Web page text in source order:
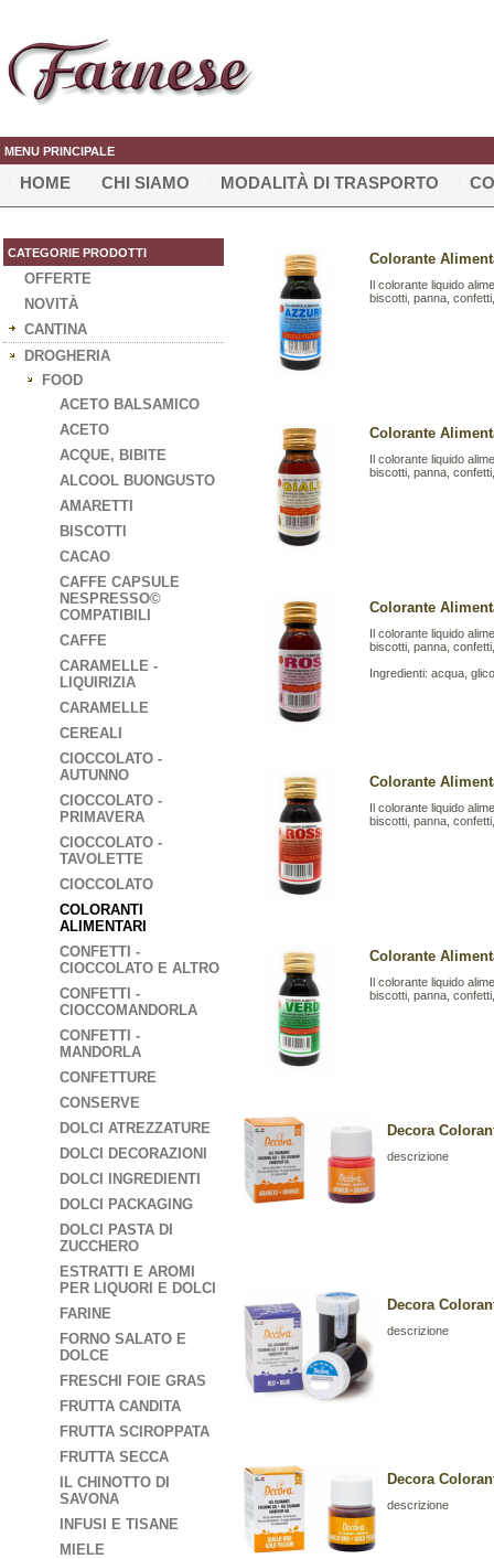
MENU PRINCIPALE
HOME CHI SIAMO MODALITÀ DI TRASPORTO
CATEGORIE PRODOTTI
OFFERTE
NOVITÀ
CANTINA
DROGHERIA
FOOD
ACETO BALSAMICO
ACETO
ACQUE, BIBITE
ALCOOL BUONGUSTO
AMARETTI
BISCOTTI
CACAO
CAFFE CAPSULE
NESPRESSO©
COMPATIBILI
CAFFE
CARAMELLE -
LIQUIRIZIA
CARAMELLE
CEREALI
CIOCCOLATO -
AUTUNNO
CIOCCOLATO -
PRIMAVERA
CIOCCOLATO -
TAVOLETTE
CIOCCOLATO
COLORANTI
ALIMENTARI
CONFETTI -
CIOCCOLATO E ALTRO
CONFETTI -
CIOCCOMANDORLA
CONFETTI -
MANDORLA
CONFETTURE
CONSERVE
DOLCI ATREZZATURE
DOLCI DECORAZIONI
DOLCI INGREDIENTI
DOLCI PACKAGING
DOLCI PASTA DI
ZUCCHERO
ESTRATTI E AROMI
PER LIQUORI E DOLCI
FARINE
FORNO SALATO E
DOLCE
FRESCHI FOIE GRAS
FRUTTA CANDITA
FRUTTA SCIROPPATA
FRUTTA SECCA
IL CHINOTTO DI
SAVONA
INFUSI E TISANE
MIELE
Colorante
Il colorante liquido
biscotti, panna,
Colorante
Il colorante liquido
biscotti, panna,
Colorante
Il colorante liquido
biscotti, panna,
Ingredienti: acqua,
Colorante
Il colorante liquido
biscotti, panna,
Colorante
Il colorante liquido
biscotti, panna,
Decora
descrizione
Decora
descrizione
Decora
descrizione